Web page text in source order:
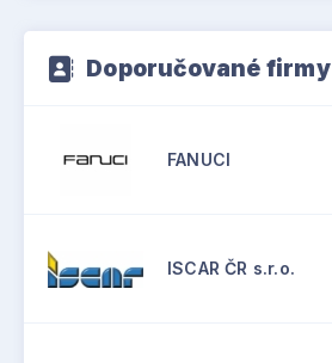
Doporučované firmy
FANUCI
ISCAR ČR s.r.o.